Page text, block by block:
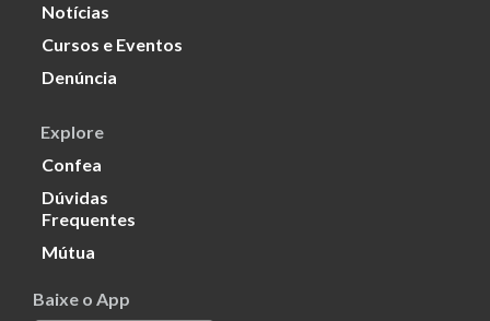
Notícias
Cursos e Eventos
Denúncia
Explore
Confea
Dúvidas
Frequentes
Mútua
Baixe o App